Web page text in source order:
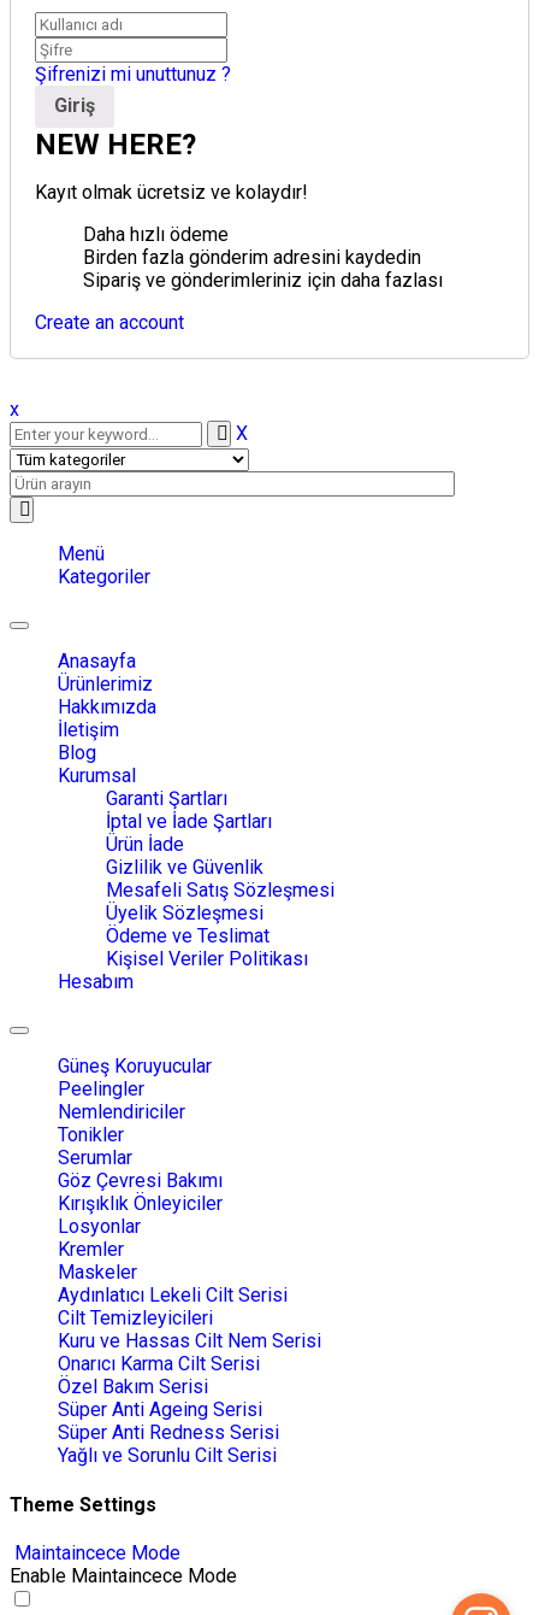
Şifrenizi mi unuttunuz ?
NEW HERE?
Kayıt olmak ücretsiz ve kolaydır!
Daha hızlı ödeme
Birden fazla gönderim adresini kaydedin
Sipariş ve gönderimleriniz için daha fazlası
Create an account
x
X
Menü
Kategoriler
Toggle
navigationAnasayfa
Ürünlerimiz
Hakkımızda
İletişim
Blog
Kurumsal
Garanti Şartları
İptal ve İade Şartları
Ürün İade
Gizlilik ve Güvenlik
Mesafeli Satış Sözleşmesi
Üyelik Sözleşmesi
Ödeme ve Teslimat
Kişisel Veriler Politikası
Hesabım
Toggle
navigationGüneş Koruyucular
Peelingler
Nemlendiriciler
Tonikler
Serumlar
Göz Çevresi Bakımı
Kırışıklık Önleyiciler
Losyonlar
Kremler
Maskeler
Aydınlatıcı Lekeli Cilt Serisi
Cilt Temizleyicileri
Kuru ve Hassas Cilt Nem Serisi
Onarıcı Karma Cilt Serisi
Özel Bakım Serisi
Süper Anti Ageing Serisi
Süper Anti Redness Serisi
Yağlı ve Sorunlu Cilt Serisi
Theme Settings
Maintaincece Mode
Enable Maintaincece Mode